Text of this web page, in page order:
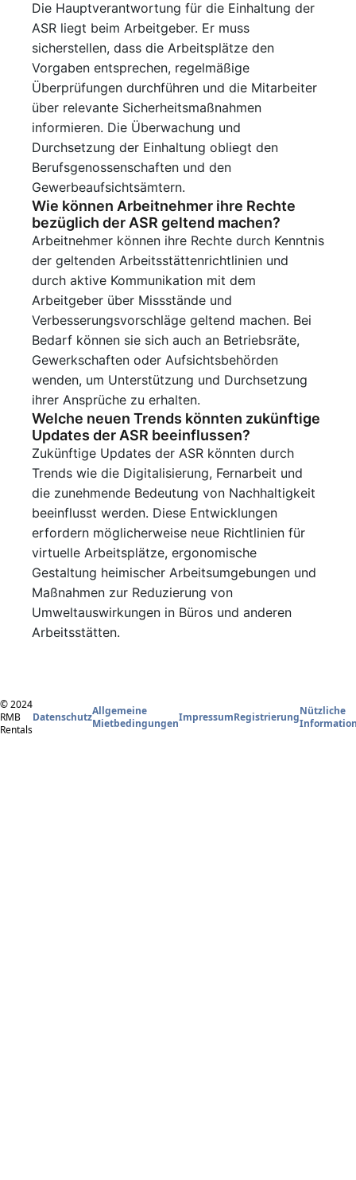
Die Hauptverantwortung für die Einhaltung der
ASR liegt beim Arbeitgeber. Er muss
sicherstellen, dass die Arbeitsplätze den
Vorgaben entsprechen, regelmäßige
Überprüfungen durchführen und die Mitarbeiter
über relevante Sicherheitsmaßnahmen
informieren. Die Überwachung und
Durchsetzung der Einhaltung obliegt den
Berufsgenossenschaften und den
Gewerbeaufsichtsämtern.
Wie können Arbeitnehmer ihre Rechte
bezüglich der ASR geltend machen?
Arbeitnehmer können ihre Rechte durch Kenntnis
der geltenden Arbeitsstättenrichtlinien und
durch aktive Kommunikation mit dem
Arbeitgeber über Missstände und
Verbesserungsvorschläge geltend machen. Bei
Bedarf können sie sich auch an Betriebsräte,
Gewerkschaften oder Aufsichtsbehörden
wenden, um Unterstützung und Durchsetzung
ihrer Ansprüche zu erhalten.
Welche neuen Trends könnten zukünftige
Updates der ASR beeinflussen?
Zukünftige Updates der ASR könnten durch
Trends wie die Digitalisierung, Fernarbeit und
die zunehmende Bedeutung von Nachhaltigkeit
beeinflusst werden. Diese Entwicklungen
erfordern möglicherweise neue Richtlinien für
virtuelle Arbeitsplätze, ergonomische
Gestaltung heimischer Arbeitsumgebungen und
Maßnahmen zur Reduzierung von
Umweltauswirkungen in Büros und anderen
Arbeitsstätten.
© 2024
RMB
Rentals
DatenschutzAllgemeine
MietbedingungenImpressumRegistrierungNützliche